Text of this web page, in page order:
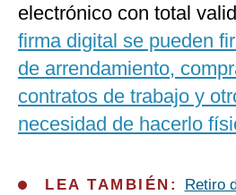
electrónico con total
firma digital se pueden
de arrendamiento,
contratos de trabajo y
necesidad de hacerlo
LEA TAMBIÉN:
Retiro